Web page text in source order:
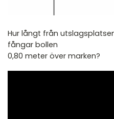
Hur långt från
fångar bollen
0,80 meter över marken?